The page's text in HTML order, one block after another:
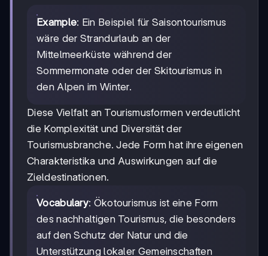
Example: Ein Beispiel für Saisontourismus
wäre der Strandurlaub an der
Mittelmeerküste während der
Sommermonate oder der Skitourismus in
den Alpen im Winter.
Diese Vielfalt an Tourismusformen verdeutlicht
die Komplexität und Diversität der
Tourismusbranche. Jede Form hat ihre eigenen
Charakteristika und Auswirkungen auf die
Zieldestinationen.
Vocabulary: Ökotourismus ist eine Form
des nachhaltigen Tourismus, die besonders
auf den Schutz der Natur und die
Unterstützung lokaler Gemeinschaften